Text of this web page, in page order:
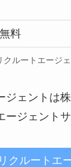
無料
クルートエージ
ジェントは
ージェントサ
クルートエ